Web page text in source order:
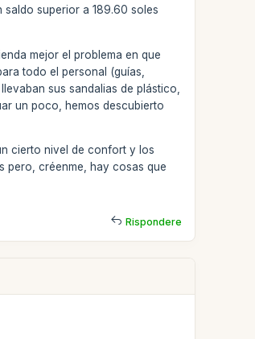
saldo superior a 189.60 soles
mejor el problema en que
todo el personal (guías,
sus sandalias de plástico,
un poco, hemos descubierto
cierto nivel de confort y los
pero, créenme, hay cosas que
Rispondere